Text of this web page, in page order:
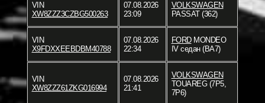
VIN
XW8ZZZ3CZBG500263
07.08.2026
23:09
VOLKSWAGEN
PASSAT (362)
VIN
X9FDXXEEBDBM40788
07.08.2026
22:34
FORDMONDEO
IV седан (BA7)
VIN
XW8ZZZ61ZKG016994
07.08.2026
21:41
VOLKSWAGEN
TOUAREG (7P5,
7P6)